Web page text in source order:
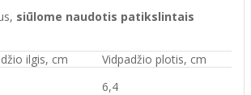
siūlome naudotis patikslintais
ilgis, cm
Vidpadžio plotis, cm
6,4